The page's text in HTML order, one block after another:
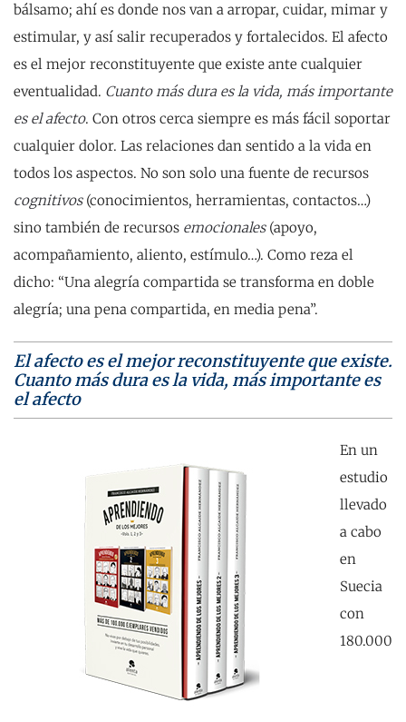
bálsamo; ahí es donde nos van a arropar, cuidar, mimar y
estimular, y así salir recuperados y fortalecidos. El afecto
es el mejor reconstituyente que existe ante cualquier
eventualidad. Cuanto más dura es la vida, más importante
es el afecto. Con otros cerca siempre es más fácil soportar
cualquier dolor. Las relaciones dan sentido a la vida en
todos los aspectos. No son solo una fuente de recursos
cognitivos (conocimientos, herramientas, contactos…)
sino también de recursos emocionales (apoyo,
acompañamiento, aliento, estímulo…). Como reza el
dicho: “Una alegría compartida se transforma en doble
alegría; una pena compartida, en media pena”.
El afecto es el mejor reconstituyente que existe.
Cuanto más dura es la vida, más importante es
el afecto
En un
estudio
llevado
a cabo
en
Suecia
con
180.000